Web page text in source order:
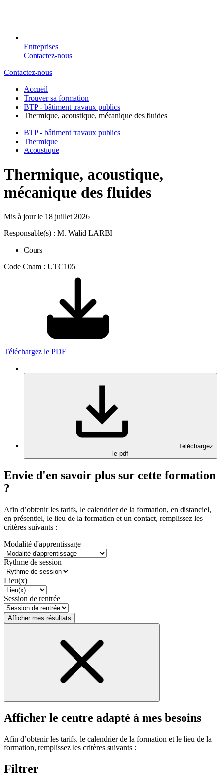
Entreprises
Contactez-nous
Contactez-nous
Accueil
Trouver sa formation
BTP - bâtiment travaux publics
Thermique, acoustique, mécanique des fluides
BTP - bâtiment travaux publics
Thermique
Acoustique
Thermique, acoustique,
mécanique des fluides
Mis à jour le 18 juillet 2026
Responsable(s) : M. Walid LARBI
Cours
Code Cnam : UTC105
Téléchargez le PDF
Téléchargez
le pdf
Envie d'en savoir plus sur cette formation
?
Afin d’obtenir les tarifs, le calendrier de la formation, en distanciel,
en présentiel, le lieu de la formation et un contact, remplissez les
critères suivants :
Modalité d'apprentissage
Rythme de session
Lieu(x)
Session de rentrée
Afficher mes résultats
Afficher le centre adapté à mes besoins
Afin d’obtenir les tarifs, le calendrier de la formation et le lieu de la
formation, remplissez les critères suivants :
Filtrer